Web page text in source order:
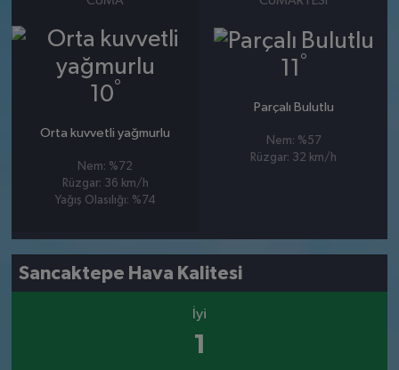
10°
Orta kuvvetli yağmurlu
Nem: %72
Rüzgar: 36 km/h
Yağış Olasılığı: %74
11 °
Parçalı Bulutlu
Nem: %57
Rüzgar: 32 km/h
Sancaktepe Hava Kalitesi
İyi
1